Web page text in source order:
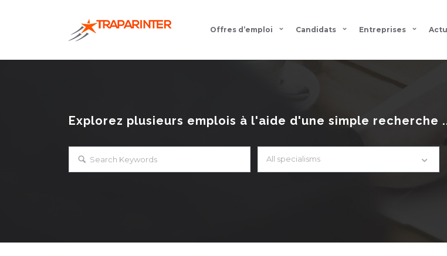
Offres d’emploi Candidats Entreprises
Explorez plusieurs emplois à l'aide d'une simple recherche
All specialisms